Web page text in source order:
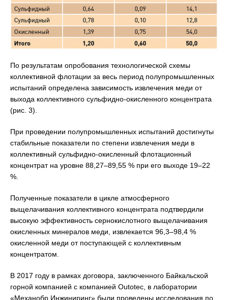
По результатам опробования технологической схемы
коллективной флотации за весь период полупромышленных
испытаний определена зависимость извлечения меди от
выхода коллективного сульфидно-окисленного концентрата
(рис. 3).
При проведении полупромышленных испытаний достигнуты
стабильные показатели по степени извлечения меди в
коллективный сульфидно-окисленный флотационный
концентрат на уровне 88,27–89,55 % при его выходе 19–22
%.
Полученные показатели в цикле атмосферного
выщелачивания коллективного концентрата подтвердили
высокую эффективность сернокислотного выщелачивания
окисленных минералов меди, извлекается 96,3–98,4 %
окисленной меди от поступающей с коллективным
концентратом.
В 2017 году в рамках договора, заключенного Байкальской
горной компанией с компанией Outotec, в лаборатории
«Механобр Инжиниринг» были проведены исследования по